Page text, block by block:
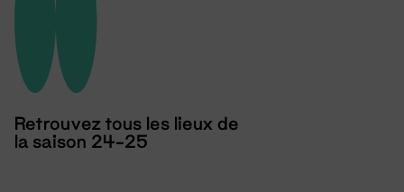
Retrouvez tous les lieux de
la saison 24-25